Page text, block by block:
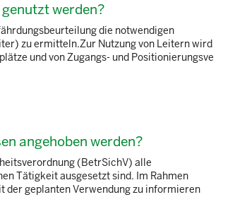
werden?
die notwendigen
zu ermitteln.Zur Nutzung von Leitern wird
und von Zugangs- und Positionierungsve
angehoben werden?
(BetrSichV) alle
Tätigkeit ausgesetzt sind. Im Rahmen
der geplanten Verwendung zu informieren